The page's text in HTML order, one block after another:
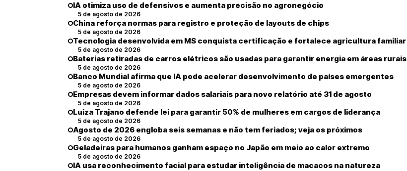
IA otimiza uso de defensivos e aumenta precisão no agronegócio
5 de agosto de 2026
China reforça normas para registro e proteção de layouts de chips
5 de agosto de 2026
Tecnologia desenvolvida em MS conquista certificação e fortalece agricultura familiar
5 de agosto de 2026
Baterias retiradas de carros elétricos são usadas para garantir energia em áreas rurais
5 de agosto de 2026
Banco Mundial afirma que IA pode acelerar desenvolvimento de países emergentes
5 de agosto de 2026
Empresas devem informar dados salariais para novo relatório até 31 de agosto
5 de agosto de 2026
Luiza Trajano defende lei para garantir 50% de mulheres em cargos de liderança
5 de agosto de 2026
Agosto de 2026 engloba seis semanas e não tem feriados; veja os próximos
5 de agosto de 2026
Geladeiras para humanos ganham espaço no Japão em meio ao calor extremo
5 de agosto de 2026
IA usa reconhecimento facial para estudar inteligência de macacos na natureza